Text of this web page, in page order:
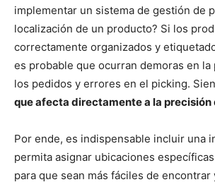
implementar un sistema de gestión de
localización de un producto? Si los
correctamente organizados y
es probable que ocurran demoras en la
los pedidos y errores en el picking.
que afecta directamente a la precisión
Por ende, es indispensable incluir una
permita asignar ubicaciones
para que sean más fáciles de encontrar